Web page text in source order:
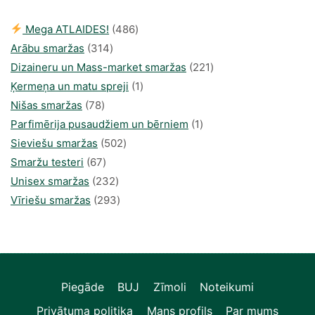
Mega ATLAIDES! 486486
Arābu smaržas 314314
produkti
Dizaineru un Mass-market smaržas 221221
Ķermeņa un matu spreji 11
Nišas smaržas 7878
produkts
Parfimērija pusaudžiem un bērniem 11
Sieviešu smaržas 502502
Smaržu testeri 6767
produkts
Unisex smaržas 232232
produkts
Vīriešu smaržas 293293
Piegāde BUJ Zīmoli
Noteikumi
Privātuma politika
Mans profils Par mums